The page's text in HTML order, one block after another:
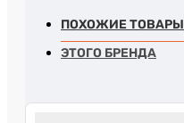
ПОХОЖИЕ ТОВАРЫ
ЭТОГО БРЕНДА